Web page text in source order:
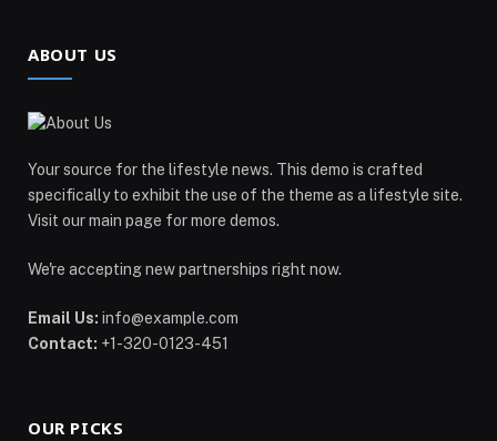
ABOUT US
Your source for the lifestyle news. This demo is crafted
specifically to exhibit the use of the theme as a lifestyle site.
Visit our main page for more demos.
We're accepting new partnerships right now.
Email Us: info@example.com
Contact: +1-320-0123-451
OUR PICKS